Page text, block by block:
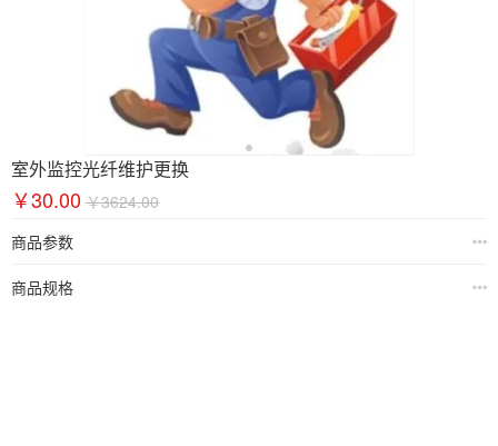
室外监控光纤维护更换
￥30.00 ￥3624.00
商品参数
商品规格